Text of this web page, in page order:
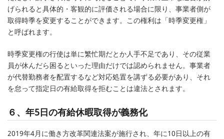
げられると具体的・客観的に評価される場合に限り、事業者側が
取得時季を変更することができます。この権利は「時季変更権」
と呼ばれます。
時季変更権の行使は単に繁忙期だとか人手不足であり、その従業
員が休んだら困るといった理由だけでは認められません。事業者
が代替勤務者を配置するなど対応処置を講ずる必要があり、それ
を怠って指定日の有給取得を拒むことは違法とされます。
６、年5日の有給休暇取得が義務化
2019年4月に働き方改革関連法案が施行され、年に10日以上の有